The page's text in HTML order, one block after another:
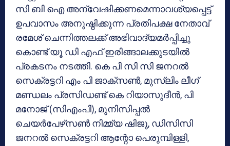
സി ബി ഐ അന്വേഷിക്കണമെന്നാവശ്യപ്പെട്ട്
ഉപവാസം അനുഷ്ഠിക്കുന്ന പ്രതിപക്ഷ നേതാവ്
രമേശ് ചെന്നിത്തലക്ക് അഭിവാദ്യമര്‍പ്പിച്ചു
കൊണ്ട് യൂ ഡി എഫ് ഇരിങ്ങാലക്കുടയില്‍
പ്രകടനം നടത്തി. കെ പി സി സി ജനറല്‍
സെക്രട്ടറി എം പി ജാക്‌സണ്‍, മുസ്ലിം ലീഗ്
മണ്ഡലം പ്രസിഡണ്ട് കെ റിയാസുദീന്‍, പി
മനോജ് (സിഎംപി), മുനിസിപ്പല്‍
ചെയര്‍പേഴ്‌സണ്‍ നിമ്മ്യ ഷിജു, ഡിസിസി
ജനറല്‍ സെക്രട്ടറി ആന്റോ പെരുമ്പിള്ളി,